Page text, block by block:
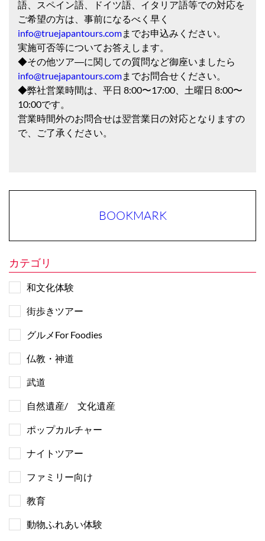
語、スペイン語、ドイツ語、イタリア語等での対応を
ご希望の方は、事前になるべく早く
info@truejapantours.comまでお申込みください。
実施可否等についてお答えします。
◆その他ツア―に関しての質問など御座いましたら
info@truejapantours.comまでお問合せください。
◆弊社営業時間は、平日 8:00〜17:00、土曜日 8:00〜
10:00です。
営業時間外のお問合せは翌営業日の対応となりますの
で、ご了承ください。
BOOKMARK
カテゴリ
和文化体験
街歩きツアー
グルメFor Foodies
仏教・神道
武道
自然遺産/ 文化遺産
ポップカルチャー
ナイトツアー
ファミリー向け
教育
動物ふれあい体験